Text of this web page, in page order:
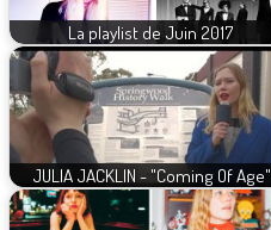
La playlist de Juin 2017
JULIA JACKLIN - "Coming Of Age"